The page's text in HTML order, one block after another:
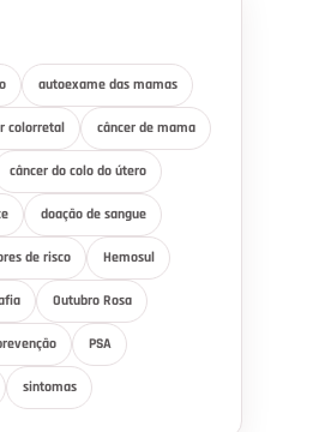
autoexame das mamas
colorretal câncer de mama
câncer do colo do útero
doação de sangue
de risco Hemosul
Outubro Rosa
PSA
sintomas